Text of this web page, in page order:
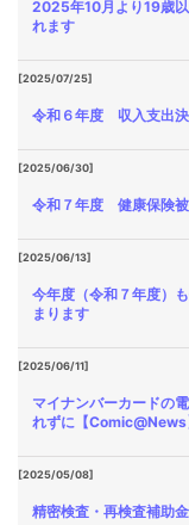
2025年10月より19歳
れます
[2025/07/25]
令和６年度 収入支出
[2025/06/30]
令和７年度 健康保険被
[2025/06/13]
今年度（令和７年度）
まります
[2025/06/11]
マイナンバーカードの
れずに【Comic@News
[2025/05/08]
精密検査・再検査補助